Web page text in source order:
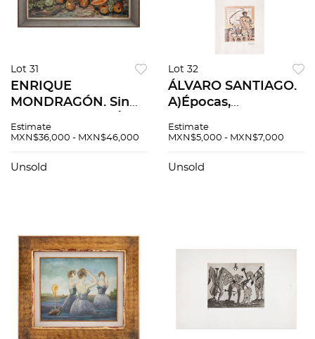
Lot 31
ENRIQUE
MONDRAGÓN. Sin
sobre madera. 47 x
Estimate
MXN$36,000 - MXN$46,000
Unsold
Lot 32
ÁLVARO SANTIAGO.
A)Épocas,
terrestres. Firmadas.
grabado. 44x43cm
Estimate
MXN$5,000 - MXN$7,000
Unsold